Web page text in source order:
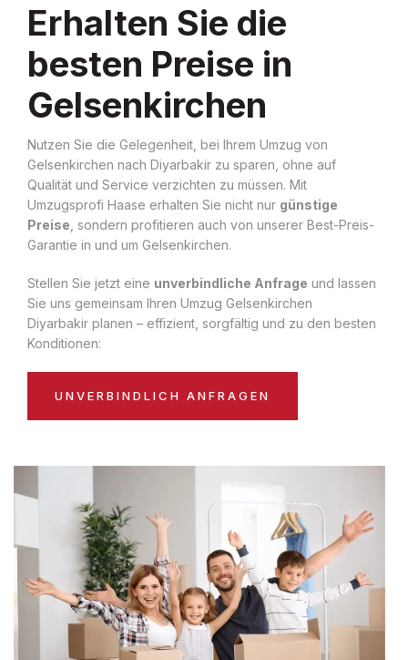
Erhalten Sie die
besten Preise in
Gelsenkirchen
Nutzen Sie die Gelegenheit, bei Ihrem Umzug von
Gelsenkirchen nach Diyarbakir zu sparen, ohne auf
Qualität und Service verzichten zu müssen. Mit
Umzugsprofi Haase erhalten Sie nicht nur günstige
Preise , sondern profitieren auch von unserer Best-Preis-
Garantie in und um Gelsenkirchen.
Stellen Sie jetzt eine unverbindliche Anfrage und lassen
Sie uns gemeinsam Ihren Umzug Gelsenkirchen
Diyarbakir planen – effizient, sorgfältig und zu den besten
Konditionen:
UNVERBINDLICH ANFRAGEN